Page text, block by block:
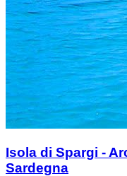
Isola di Spargi -
Sardegna